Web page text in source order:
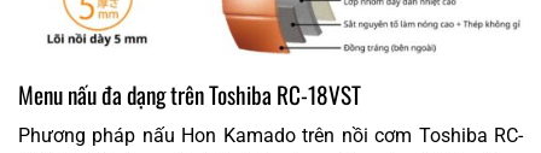
Menu nấu đa dạng trên Toshiba RC-18VST
Phương pháp nấu Hon Kamado trên nồi cơm Toshiba RC-